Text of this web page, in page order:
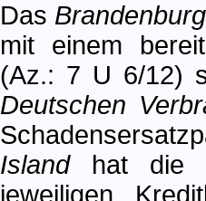
Das
mit einem
(Az.: 7 U 6/12)
Deutschen
Islandhat die
jeweiligen